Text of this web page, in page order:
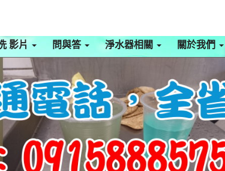
影片 問與答 淨水器相關 關於我們